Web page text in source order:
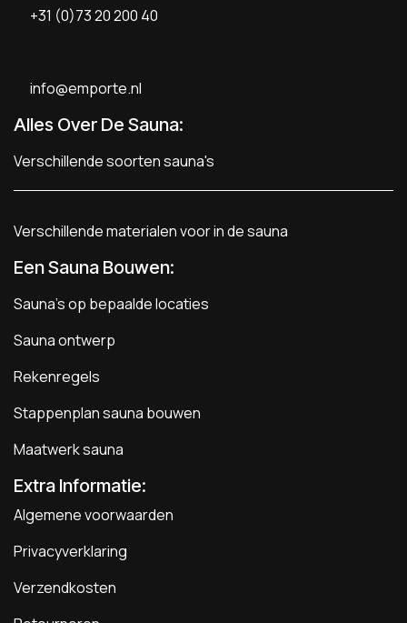
+31 (0)73 20 200 40
info@emporte.nl
Alles Over De Sauna:
Verschillende soorten sauna's
Verschillende materialen voor in de sauna
Een Sauna Bouwen:
Sauna's op bepaalde locaties
Sauna ontwerp
Rekenregels
Stappenplan sauna bouwen
Maatwerk sauna
Extra Informatie:
Algemene voorwaarden
Privacyverklaring
Verzendkosten